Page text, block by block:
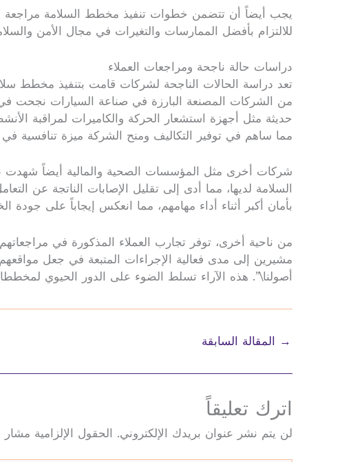
يجب أيضاً أن تتضمن خطوات تنفيذ مخطط السلامة مراجعة
للالتزام بأفضل الممارسات والتغيرات في مجال الأمن
دراسات حالة ناجحة ومراجعات العملاء
تعد دراسة الحالات الناجحة لشركات قامت بتنفيذ مخطط
حديثة مثل أجهزة استشعار الحركة والكاميرات لمراقبة
مما ساهم في توفير التكاليف ومنح الشركة ميزة تنافسية
شركات أخرى مثل المؤسسات الصحية والمالية أيضاً شهدت
السلامة لديها، مما أدى إلى تقليل الإصابات الناتجة عن
بأمان أكبر أثناء أداء مهامهم، مما انعكس إيجاباً على جودة
من ناحية أخرى، توفر تجارب العملاء المذكورة في
مشيرين إلى مدى فعالية الإجراءات المتبعة في جعل
أصولنا\”. هذه الآراء تسلط الضوء على الدور الحيوي
→ المقالة السابقة
اترك تعليقاً
لن يتم نشر عنوان بريدك الإلكتروني. الحقول الإلزامية مشار